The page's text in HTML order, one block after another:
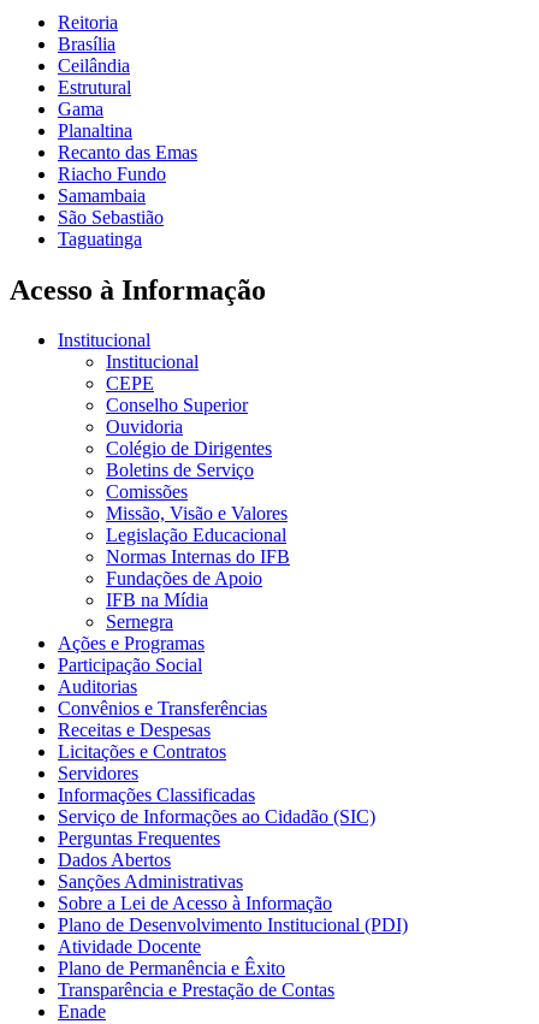
Reitoria
Brasília
Ceilândia
Estrutural
Gama
Planaltina
Recanto das Emas
Riacho Fundo
Samambaia
São Sebastião
Taguatinga
Acesso à Informação
Institucional
Institucional
CEPE
Conselho Superior
Ouvidoria
Colégio de Dirigentes
Boletins de Serviço
Comissões
Missão, Visão e Valores
Legislação Educacional
Normas Internas do IFB
Fundações de Apoio
IFB na Mídia
Sernegra
Ações e Programas
Participação Social
Auditorias
Convênios e Transferências
Receitas e Despesas
Licitações e Contratos
Servidores
Informações Classificadas
Serviço de Informações ao Cidadão (SIC)
Perguntas Frequentes
Dados Abertos
Sanções Administrativas
Sobre a Lei de Acesso à Informação
Plano de Desenvolvimento Institucional (PDI)
Atividade Docente
Plano de Permanência e Êxito
Transparência e Prestação de Contas
Enade